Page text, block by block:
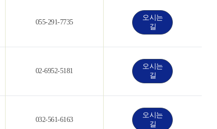
055-291-7735
오시는
길
02-6952-5181
오시는
길
032-561-6163
오시는
길